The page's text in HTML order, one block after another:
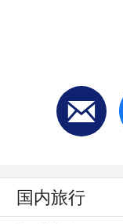
国内旅行